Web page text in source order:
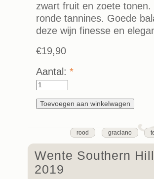
zwart fruit en zoete
ronde tannines. Goede
deze wijn finesse en
€19,90
Aantal: *
rood graciano
Wente Southern
2019